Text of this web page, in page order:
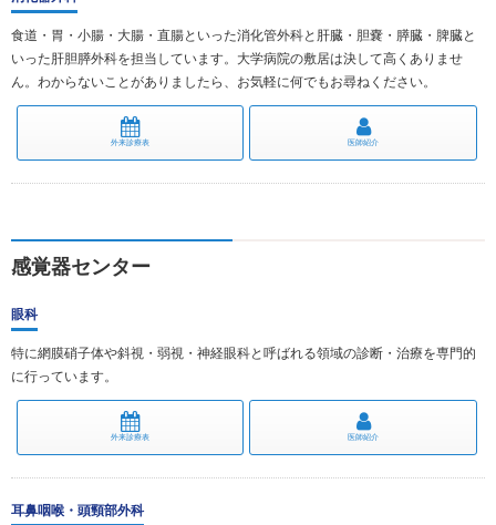
食道・胃・小腸・大腸・直腸といった消化管外科と肝臓・胆嚢・膵臓・脾臓と
いった肝胆膵外科を担当しています。大学病院の敷居は決して高くありませ
ん。わからないことがありましたら、お気軽に何でもお尋ねください。
外来診療表 医師紹介
感覚器センター
眼科
特に網膜硝子体や斜視・弱視・神経眼科と呼ばれる領域の診断・治療を専門的
に行っています。
外来診療表 医師紹介
耳鼻咽喉・頭頸部外科